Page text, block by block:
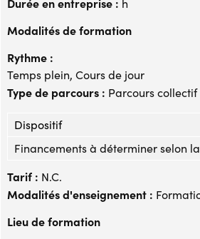
h
Modalités de formation
Rythme :
Temps plein, Cours de jour
Type de parcours : Parcours collectif
Dispositif
Financements à déterminer selon
Tarif : N.C.
Modalités d'enseignement :
Lieu de formation